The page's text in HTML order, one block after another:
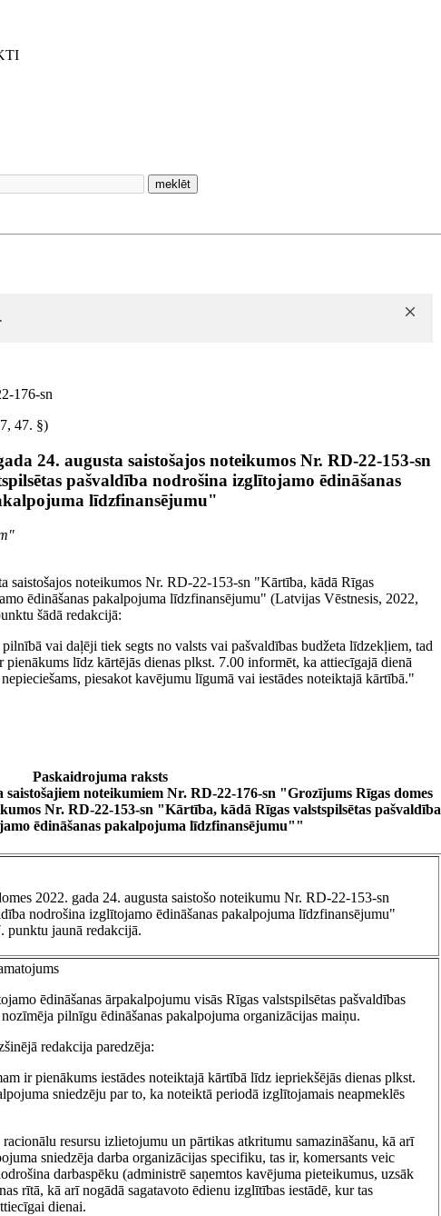
meklēt
176-sn
47. §)
24. augusta saistošajos noteikumos Nr. RD-22-153-sn
pašvaldība nodrošina izglītojamo ēdināšanas
līdzfinansējumu"
saistošajos noteikumos Nr. RD-22-153-sn "Kārtība, kādā Rīgas
ēdināšanas pakalpojuma līdzfinansējumu" (Latvijas Vēstnesis, 2022,
šādā redakcijā:
vai daļēji tiek segts no valsts vai pašvaldības budžeta līdzekļiem, tad
līdz kārtējās dienas plkst. 7.00 informēt, ka attiecīgajā dienā
piesakot kavējumu līgumā vai iestādes noteiktajā kārtībā."
Paskaidrojuma raksts
saistošajiem noteikumiem Nr. RD-22-176-sn "Grozījums Rīgas domes
Nr. RD-22-153-sn "Kārtība, kādā Rīgas valstspilsētas pašvaldība
ēdināšanas pakalpojuma līdzfinansējumu""
2022. gada 24. augusta saistošo noteikumu Nr. RD-22-153-sn
nodrošina izglītojamo ēdināšanas pakalpojuma līdzfinansējumu"
punktu jaunā redakcijā.
ēdināšanas ārpakalpojumu visās Rīgas valstspilsētas pašvaldības
pilnīgu ēdināšanas pakalpojuma organizācijas maiņu.
redakcija paredzēja:
ir pienākums iestādes noteiktajā kārtībā līdz iepriekšējās dienas plkst.
sniedzēju par to, ka noteiktā periodā izglītojamais neapmeklēs
resursu izlietojumu un pārtikas atkritumu samazināšanu, kā arī
sniedzēja darba organizācijas specifiku, tas ir, komersants veic
darbaspēku (administrē saņemtos kavējuma pieteikumus, uzsāk
rītā, kā arī nogādā sagatavoto ēdienu izglītības iestādē, kur tas
dienai.